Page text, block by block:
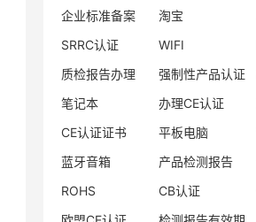
企业标准备案
淘宝
SRRC认证
WIFI
质检报告办理
强制性产品认证
笔记本
办理CE认证
CE认证证书
平板电脑
蓝牙音箱
产品检测报告
ROHS
CB认证